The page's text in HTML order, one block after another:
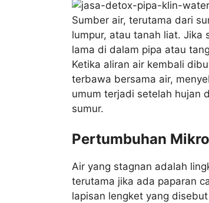
Sumber air, terutama dari
lumpur, atau tanah liat. Jika
lama di dalam pipa atau
Ketika aliran air kembali
terbawa bersama air,
umum terjadi setelah hujan
sumur.
Pertumbuhan
Air yang stagnan adalah
terutama jika ada paparan
lapisan lengket yang